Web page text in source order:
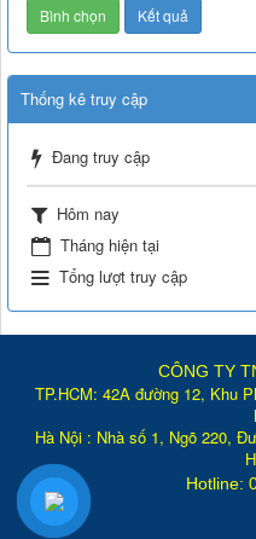
Thống kê truy cập
Đang truy cập
Hôm nay
Tháng hiện tại
Tổng lượt truy cập
CÔNG TY
TP.HCM: 42A đường 12, Khu
Hà Nội : Nhà số 1, Ngõ 220,
Hotline: